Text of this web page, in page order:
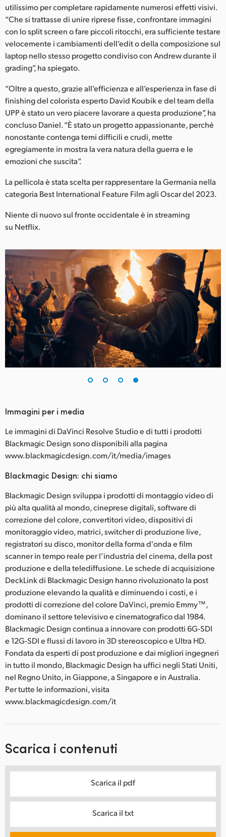
utilissimo per completare rapidamente numerosi effetti visivi.
“Che si trattasse di unire riprese fisse, confrontare immagini
con lo split screen o fare piccoli ritocchi, era sufficiente testare
velocemente i cambiamenti dell’edit o della composizione sul
laptop nello stesso progetto condiviso con Andrew durante il
grading”, ha spiegato.
“Oltre a questo, grazie all’efficienza e all’esperienza in fase di
finishing del colorista esperto David Koubik e del team della
UPP è stato un vero piacere lavorare a questa produzione”, ha
concluso Daniel. “È stato un progetto appassionante, perché
nonostante contenga temi difficili e crudi, mette
egregiamente in mostra la vera natura della guerra e le
emozioni che suscita”.
La pellicola è stata scelta per rappresentare la Germania nella
categoria Best International Feature Film agli Oscar del 2023.
Niente di nuovo sul fronte occidentale è in streaming
su Netflix.
Immagini per i media
Le immagini di DaVinci Resolve Studio e di tutti i prodotti
Blackmagic Design sono disponibili alla pagina
www.blackmagicdesign.com/it/media/images
Blackmagic Design: chi siamo
Blackmagic Design sviluppa i prodotti di montaggio video di
più alta qualità al mondo, cineprese digitali, software di
correzione del colore, convertitori video, dispositivi di
monitoraggio video, matrici, switcher di produzione live,
registratori su disco, monitor della forma d'onda e film
scanner in tempo reale per l’industria del cinema, della post
produzione e della telediffusione. Le schede di acquisizione
DeckLink di Blackmagic Design hanno rivoluzionato la post
produzione elevando la qualità e diminuendo i costi, e i
prodotti di correzione del colore DaVinci, premio Emmy™,
dominano il settore televisivo e cinematografico dal 1984.
Blackmagic Design continua a innovare con prodotti 6G-SDI
e 12G-SDI e flussi di lavoro in 3D stereoscopico e Ultra HD.
Fondata da esperti di post produzione e dai migliori ingegneri
in tutto il mondo, Blackmagic Design ha uffici negli Stati Uniti,
nel Regno Unito, in Giappone, a Singapore e in Australia.
Per tutte le informazioni, visita
www.blackmagicdesign.com/it
Scarica i contenuti
Scarica il pdf
Scarica il txt